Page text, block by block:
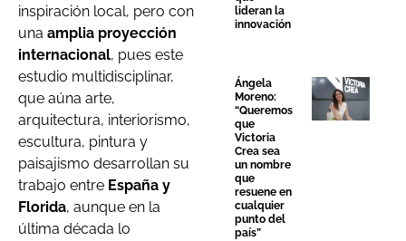
inspiración local, pero con
una amplia proyección
internacional, pues este
estudio multidisciplinar,
que aúna arte,
arquitectura, interiorismo,
escultura, pintura y
paisajismo desarrollan su
trabajo entre España y
Florida, aunque en la
última década lo
lideran la
innovación
Ángela
Moreno:
“Queremos
que
Victoria
Crea sea
un nombre
que
resuene en
cualquier
punto del
país”